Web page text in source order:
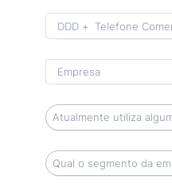
Format: (00) 0 0000-0000.